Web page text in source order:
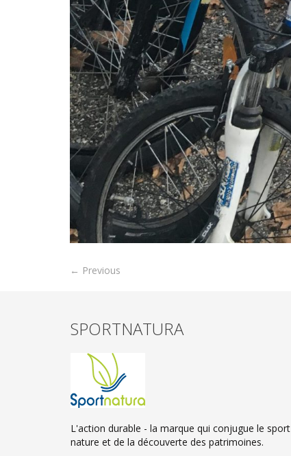
← Previous
SPORTNATURA
L'action durable - la marque qui conjugue le sport
nature et de la découverte des patrimoines.